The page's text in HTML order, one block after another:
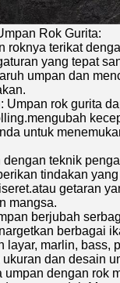
Rok Gurita:
roknya terikat
yang tepat
umpan dan
Umpan rok gurita
untuk
teknik
tindakan
getaran
mangsa.
berjubah
berbagai
layar, marlin, bass,
dan desain
umpan dengan rok